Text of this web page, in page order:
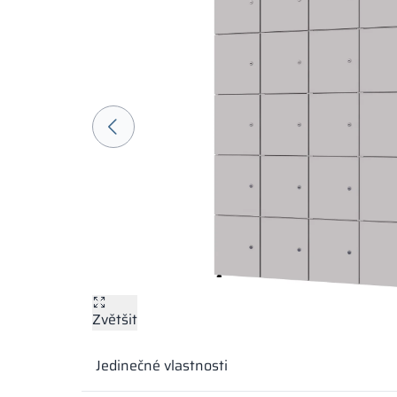
Zvětšit
Jedinečné vlastnosti